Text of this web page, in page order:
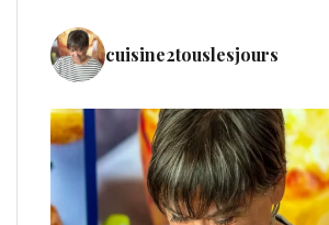
cuisine2touslesjours